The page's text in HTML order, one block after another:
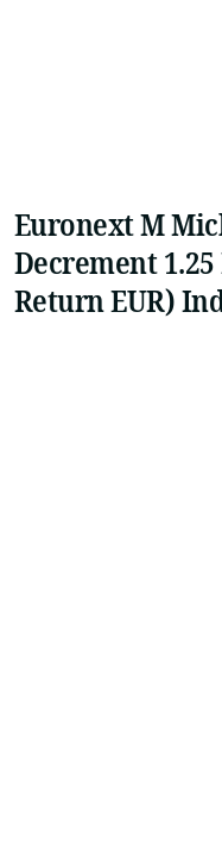
Euronext M
Decrement
Return EUR)